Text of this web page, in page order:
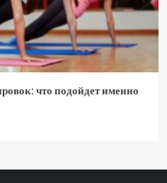
что подойдет именно